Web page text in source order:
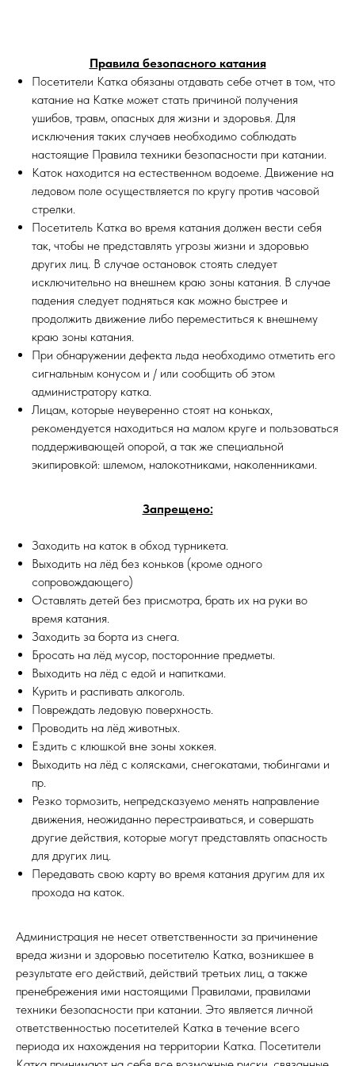
Правила безопасного катания
Посетители Катка обязаны отдавать себе отчет в том, что
катание на Катке может стать причиной получения
ушибов, травм, опасных для жизни и здоровья. Для
исключения таких случаев необходимо соблюдать
настоящие Правила техники безопасности при катании.
Каток находится на естественном водоеме. Движение на
ледовом поле осуществляется по кругу против часовой
стрелки.
Посетитель Катка во время катания должен вести себя
так, чтобы не представлять угрозы жизни и здоровью
других лиц. В случае остановок стоять следует
исключительно на внешнем краю зоны катания. В случае
падения следует подняться как можно быстрее и
продолжить движение либо переместиться к внешнему
краю зоны катания.
При обнаружении дефекта льда необходимо отметить его
сигнальным конусом и / или сообщить об этом
администратору катка.
Лицам, которые неуверенно стоят на коньках,
рекомендуется находиться на малом круге и пользоваться
поддерживающей опорой, а так же специальной
экипировкой: шлемом, налокотниками, наколенниками.
Запрещено:
Заходить на каток в обход турникета.
Выходить на лёд без коньков (кроме одного
сопровождающего)
Оставлять детей без присмотра, брать их на руки во
время катания.
Заходить за борта из снега.
Бросать на лёд мусор, посторонние предметы.
Выходить на лёд с едой и напитками.
Курить и распивать алкоголь.
Повреждать ледовую поверхность.
Проводить на лёд животных.
Ездить с клюшкой вне зоны хоккея.
Выходить на лёд с колясками, снегокатами, тюбингами и
пр.
Резко тормозить, непредсказуемо менять направление
движения, неожиданно перестраиваться, и совершать
другие действия, которые могут представлять опасность
для других лиц.
Передавать свою карту во время катания другим для их
прохода на каток.
Администрация не несет ответственности за причинение
вреда жизни и здоровью посетителю Катка, возникшее в
результате его действий, действий третьих лиц, а также
пренебрежения ими настоящими Правилами, правилами
техники безопасности при катании. Это является личной
ответственностью посетителей Катка в течение всего
периода их нахождения на территории Катка. Посетители